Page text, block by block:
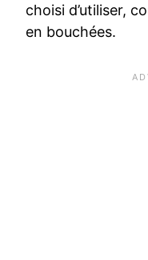
choisi d’utiliser,
en bouchées.